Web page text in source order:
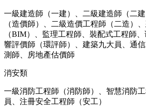
一級建造師（一建）、二級建造師（二
（造價師）、二級造價工程師（二造）
（BIM）、監理工程師、裝配式工程師
響評價師（環評師）、建築九大員、通
測師、房地產估價師
消安類
一級消防工程師（消防師）、 智慧消防
員、注冊安全工程師（安工）